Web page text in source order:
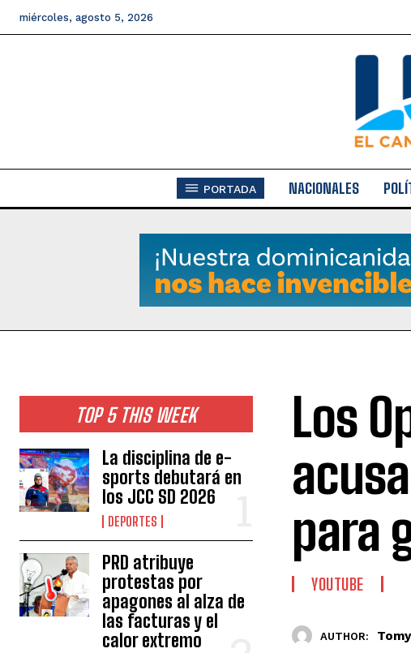
miércoles, agosto 5, 2026
PORTADA NACIONALES
TOP 5 THIS WEEK
La disciplina de e-
sports debutará en
los JCC SD 2026
DEPORTES
PRD atribuye
protestas por
apagones al alza de
las facturas y el
calor extremo
Los
para
YOUTUBE
AUTHOR: